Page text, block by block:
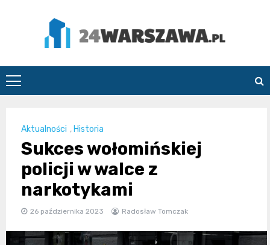
24Warszawa.pl
Aktualności , Historia
Sukces wołomińskiej
policji w walce z
narkotykami
26 października 2023 Radosław Tomczak